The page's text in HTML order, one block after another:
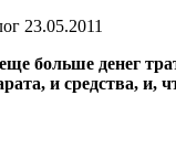
23.05.2011
больше денег
и средства, и,